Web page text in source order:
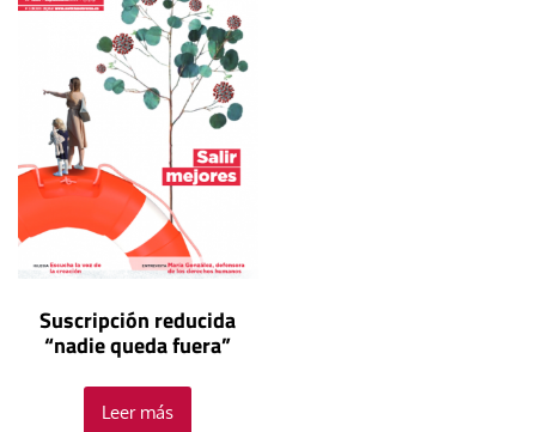
Suscripción reducida
“nadie queda fuera”
Leer más